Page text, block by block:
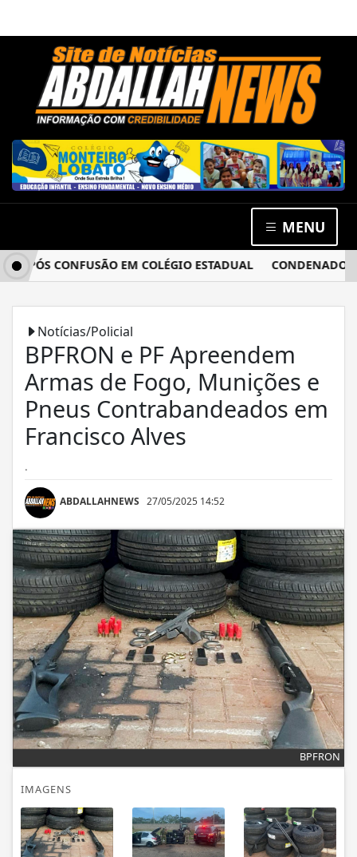
MENU
CONFUSÃO EM COLÉGIO ESTADUAL CONDENADO
Notícias/Policial
BPFRON e PF Apreendem
Armas de Fogo, Munições e
Pneus Contrabandeados em
Francisco Alves
.
ABDALLAHNEWS 27/05/2025 14:52
BPFRON
IMAGENS